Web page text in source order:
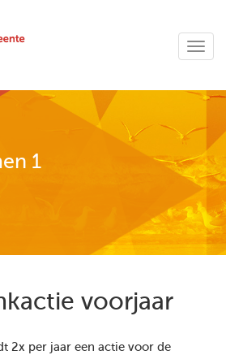
1
voorjaar
2x per jaar een actie voor de